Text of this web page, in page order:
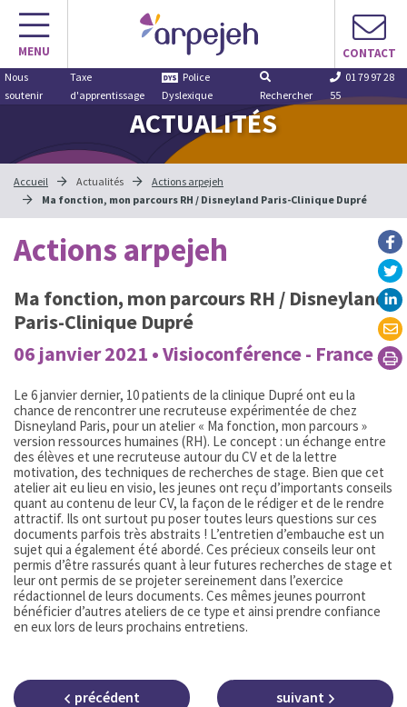
Aller
contenu
MENU CONTACT
Nous
soutenir
Taxe
d'apprentissage
Police
Dyslexique
Rechercher
01 79 97 28
55
ACTUALITÉS
Accueil Actualités
Actions arpejeh
Ma fonction, mon parcours RH / Disneyland Paris-Clinique Dupré
Actions arpejeh
Ma fonction, mon parcours RH / Disneyland
Paris-Clinique Dupré
06 janvier 2021 • Visioconférence - France
Le 6 janvier dernier, 10 patients de la clinique Dupré ont eu la
chance de rencontrer une recruteuse expérimentée de chez
Disneyland Paris, pour un atelier « Ma fonction, mon parcours »
version ressources humaines (RH). Le concept : un échange entre
des élèves et une recruteuse autour du CV et de la lettre
motivation, des techniques de recherches de stage. Bien que cet
atelier ait eu lieu en visio, les jeunes ont reçu d’importants conseils
quant au contenu de leur CV, la façon de le rédiger et de le rendre
attractif. Ils ont surtout pu poser toutes leurs questions sur ces
documents parfois très abstraits ! L’entretien d’embauche est un
sujet qui a également été abordé. Ces précieux conseils leur ont
permis d’être rassurés quant à leur futures recherches de stage et
leur ont permis de se projeter sereinement dans l’exercice
rédactionnel de leurs documents. Ces mêmes jeunes pourront
bénéficier d’autres ateliers de ce type et ainsi prendre confiance
en eux lors de leurs prochains entretiens.
précédent suivant